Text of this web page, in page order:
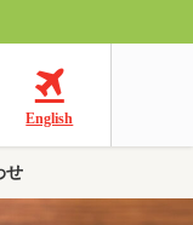
English
せ